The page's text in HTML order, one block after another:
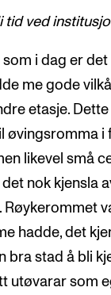
tid ved
i dag er det
me gode
etasje.
øvingsromma i
likevel små
nok kjensla
Røykerommet
hadde, det
bra stad å bli
utøvarar som